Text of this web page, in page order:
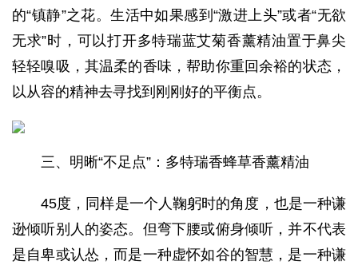
的“镇静”之花。生活中如果感到“激进上头”或者“无欲
无求”时，可以打开多特瑞蓝艾菊香薰精油置于鼻尖
轻轻嗅吸，其温柔的香味，帮助你重回余裕的状态，
以从容的精神去寻找到刚刚好的平衡点。
三、明晰“不足点”：多特瑞香蜂草香薰精油
45度，同样是一个人鞠躬时的角度，也是一种谦
逊倾听别人的姿态。但弯下腰或俯身倾听，并不代表
是自卑或认怂，而是一种虚怀如谷的智慧，是一种谦